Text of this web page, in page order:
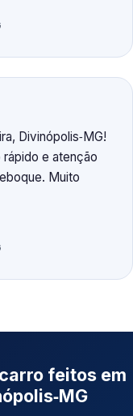
Divinópolis‑MG!
e atenção
Muito
feitos em